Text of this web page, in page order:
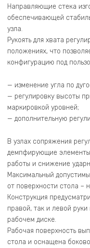
Направляющие стека
обеспечивающей
узла.
Рукоять для хвата
положениях, что
конфигурацию под
— изменение угла по
— регулировку высоты
маркировкой уровней;
— дополнительную
В узлах сопряжения
демпфирующие
работы и снижение
Максимальный
от поверхности стола –
Конструкция
правой, так и левой
рабочем диске.
Рабочая поверхность
стола и оснащена